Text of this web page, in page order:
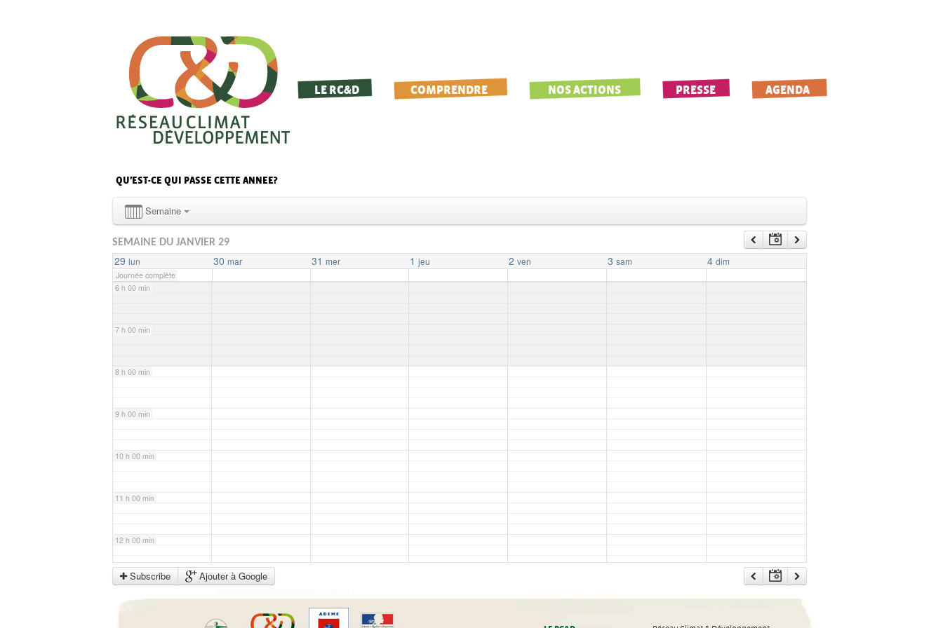
LE RC&D COMPRENDRE NOS ACTIONS PRESSE AGENDA
QU’EST-CE QUI PASSE CETTE ANNEE?
Semaine
SEMAINE DU JANVIER 29
29 lun 30 mar 31 mer 1 jeu 2 ven 3 sam 4 dim
Journée complète
0 h 00 min
1 h 00 min
2 h 00 min
4 h 00 min
5 h 00 min
6 h 00 min
7 h 00 min
8 h 00 min
9 h 00 min
10 h 00 min
11 h 00 min
12 h 00 min
13 h 00 min
Subscribe Ajouter à Google